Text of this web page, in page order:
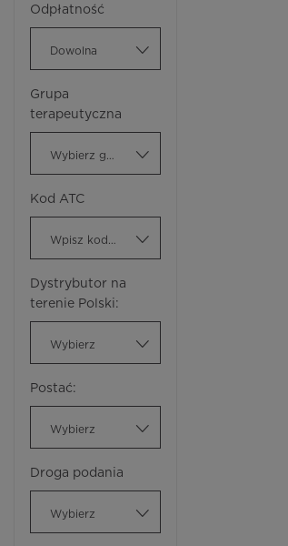
Odpłatność
Dowolna
Grupa
terapeutyczna
Kod ATC
Dystrybutor na
terenie Polski:
Wybierz
Postać:
Wybierz
Droga podania
Wybierz